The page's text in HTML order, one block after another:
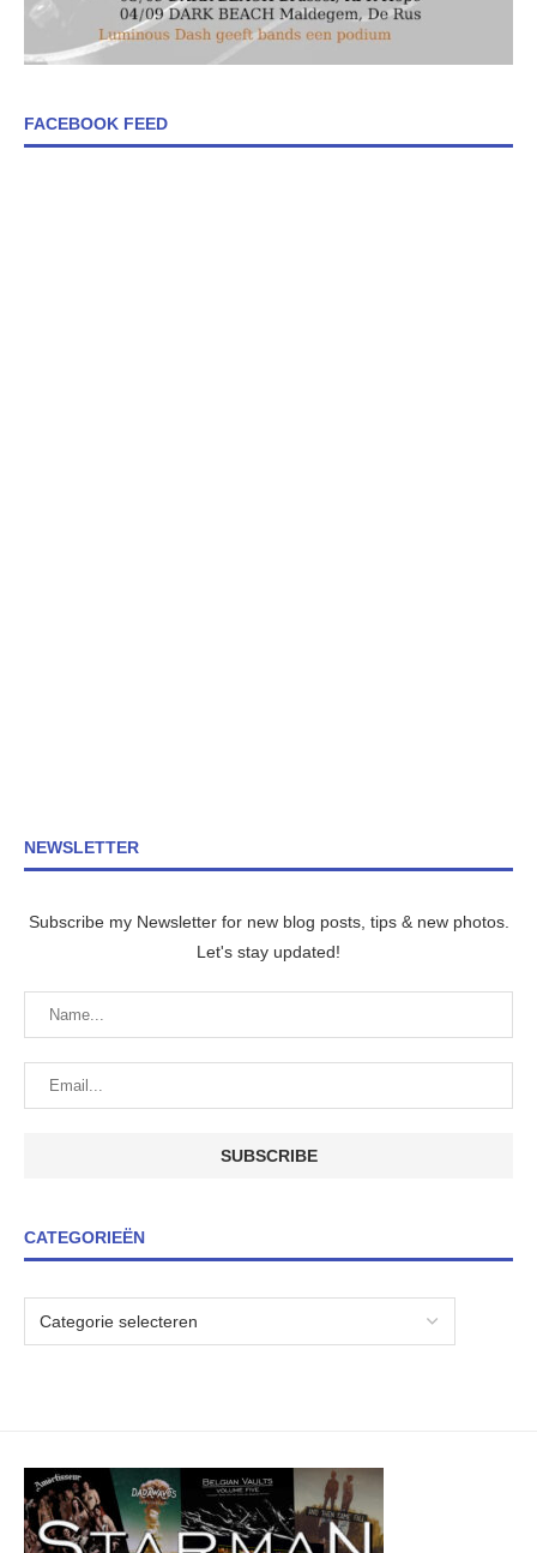
FACEBOOK FEED
NEWSLETTER
Subscribe my Newsletter for new blog posts, tips & new photos.
Let's stay updated!
CATEGORIEËN